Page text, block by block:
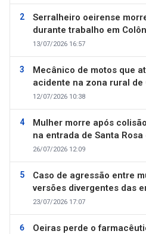
Serralheiro oeirense
durante trabalho em
13/07/2026 16:57
Mecânico de motos que
acidente na zona rural de
12/07/2026 10:38
Mulher morre após
na entrada de Santa Rosa
26/07/2026 12:09
Caso de agressão entre
versões divergentes das
23/07/2026 17:07
Oeiras perde o